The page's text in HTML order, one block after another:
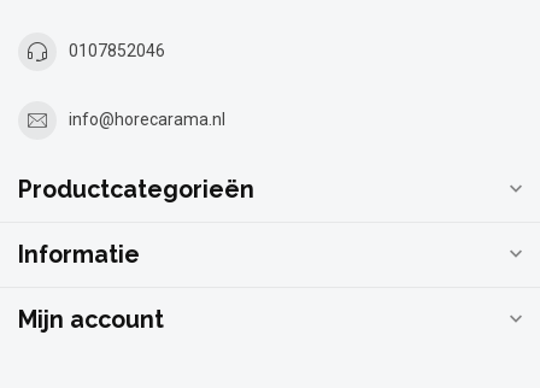
0107852046
info@horecarama.nl
Productcategorieën
Informatie
Mijn account